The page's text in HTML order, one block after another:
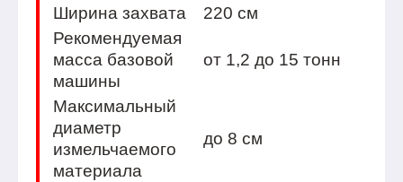
Ширина захвата
220 см
Рекомендуемая
масса базовой
машины
от 1,2 до 15 тонн
Максимальный
диаметр
измельчаемого
материала
до 8 см